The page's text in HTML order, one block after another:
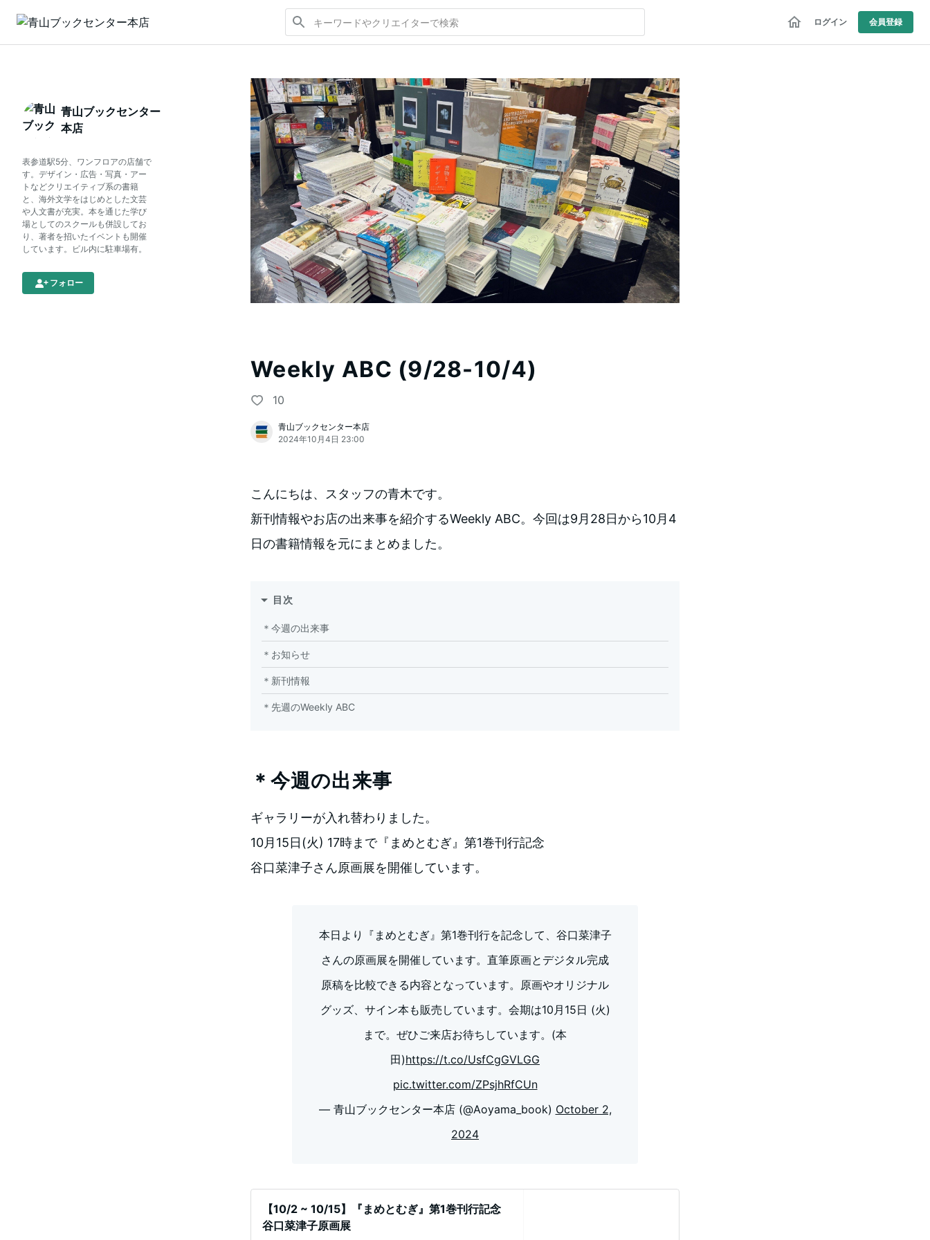
ログイン 会員登録
Weekly ABC (9/28-10/4)
10
青山ブックセンター本店
2024年10月4日 23:00
こんにちは、スタッフの青木です。
新刊情報やお店の出来事を紹介するWeekly ABC。今回は9月28日から10月4
日の書籍情報を元にまとめました。
目次
＊今週の出来事
＊お知らせ
＊新刊情報
＊先週のWeekly ABC
＊今週の出来事
ギャラリーが入れ替わりました。
10月15日(火) 17時まで『まめとむぎ』第1巻刊行記念
谷口菜津子さん原画展を開催しています。
本日より『まめとむぎ』第1巻刊行を記念して、谷口菜津子
さんの原画展を開催しています。直筆原画とデジタル完成
原稿を比較できる内容となっています。原画やオリジナル
グッズ、サイン本も販売しています。会期は10月15日 (火)
まで。ぜひご来店お待ちしています。(本
田)https://t.co/UsfCgGVLGG
pic.twitter.com/ZPsjhRfCUn
— 青山ブックセンター本店 (@Aoyama_book) October 2,
2024
【10/2 ~ 10/15】『まめとむぎ』第1巻刊行記念
谷口菜津子原画展
青山ブックセンター
本店
表参道駅5分、ワンフロアの店舗で
す。デザイン・広告・写真・アー
トなどクリエイティブ系の書籍
と、海外文学をはじめとした文芸
や人文書が充実。本を通じた学び
場としてのスクールも併設してお
り、著者を招いたイベントも開催
しています。ビル内に駐車場有。
フォロー